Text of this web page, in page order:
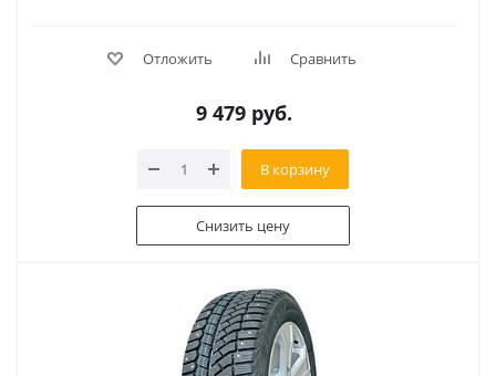
Отложить Сравнить
9 479 руб.
В корзину
Снизить цену